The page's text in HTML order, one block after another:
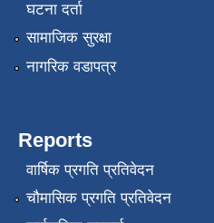
घटना दर्ता
सामाजिक सुरक्षा
नागरिक वडापत्र
Reports
वार्षिक प्रगति प्रतिवेदन
चौमासिक प्रगति प्रतिवेदन